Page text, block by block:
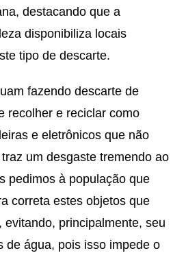
destacando que a
disponibiliza locais
tipo de descarte.
fazendo descarte de
recolher e reciclar como
e eletrônicos que não
um desgaste tremendo ao
pedimos à população que
correta estes objetos que
evitando, principalmente, seu
de água, pois isso impede o